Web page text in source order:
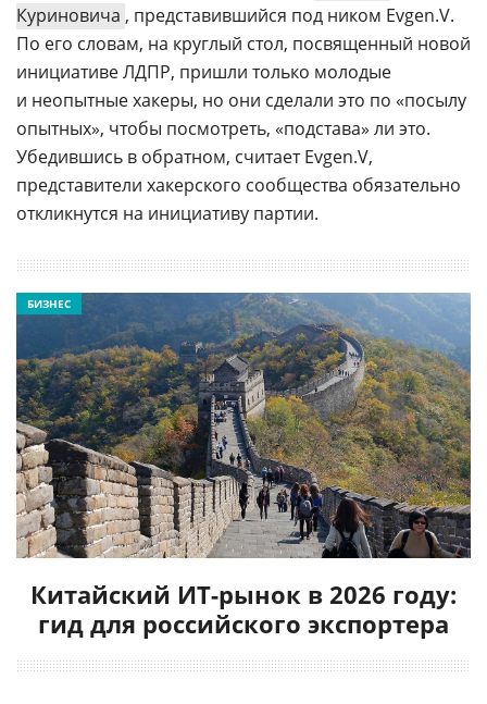
Куриновича , представившийся под ником Evgen.V.
По его словам, на круглый стол, посвященный новой
инициативе ЛДПР, пришли только молодые
и неопытные хакеры, но они сделали это по «посылу
опытных», чтобы посмотреть, «подстава» ли это.
Убедившись в обратном, считает Evgen.V,
представители хакерского сообщества обязательно
откликнутся на инициативу партии.
Китайский ИТ-рынок в 2026 году:
гид для российского экспортера
БИЗНЕС